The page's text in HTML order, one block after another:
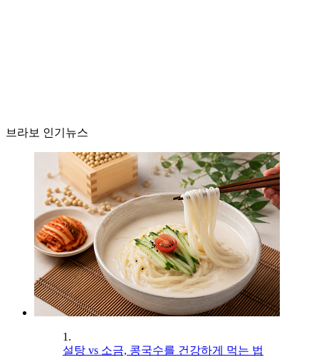
브라보 인기뉴스
1.
설탕 vs 소금, 콩국수를 건강하게 먹는 법